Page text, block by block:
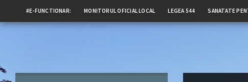
#E-FUNCTIONAR: MONITORUL OFICIAL LOCAL LEGEA 544 SANATATE